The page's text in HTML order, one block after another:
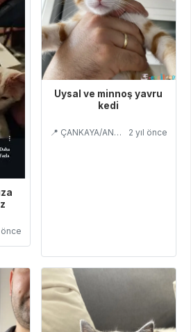
önce
Uysal ve minnoş yavru
kedi
📍 ÇANKAYA/ANKARA 2 yıl önce